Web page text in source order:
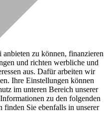
zu können, finanzieren
und richten werbliche und
aus. Dafür arbeiten wir
Ihre Einstellungen können
im unteren Bereich unserer
zu den folgenden
finden Sie ebenfalls in unserer